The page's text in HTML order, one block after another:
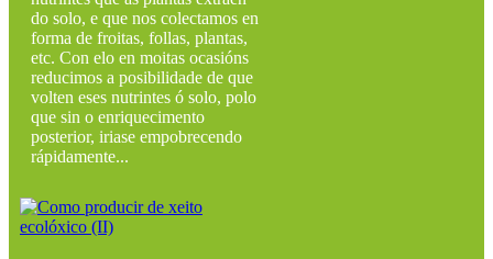
do solo, e que nos colectamos en
forma de froitas, follas, plantas,
etc. Con elo en moitas ocasións
reducimos a posibilidade de que
volten eses nutrintes ó solo, polo
que sin o enriquecimento
posterior, iriase empobrecendo
rápidamente...